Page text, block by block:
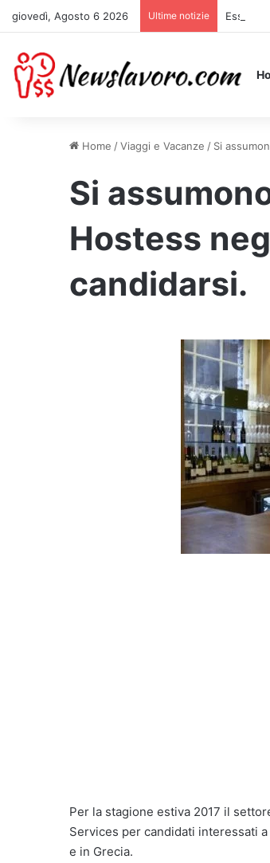
giovedì, Agosto 6 2026 Ultime notizie Essere
Home /Viaggi e Vacanze / Si
Si
Hostess
candidarsi.
Per la stagione estiva 2017 il
Services per candidati interessati
e in Grecia.